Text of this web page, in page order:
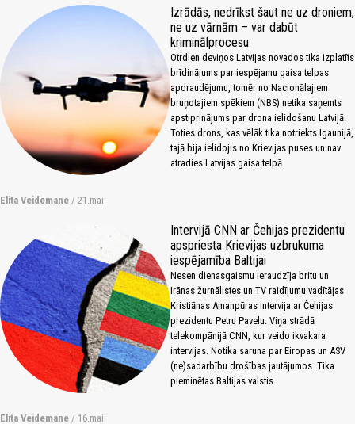
Izrādās, nedrīkst šaut ne uz droniem,
ne uz vārnām – var dabūt
kriminālprocesu
Otrdien deviņos Latvijas novados tika izplatīts
brīdinājums par iespējamu gaisa telpas
apdraudējumu, tomēr no Nacionālajiem
bruņotajiem spēkiem (NBS) netika saņemts
apstiprinājums par drona ielidošanu Latvijā.
Toties drons, kas vēlāk tika notriekts Igaunijā,
tajā bija ielidojis no Krievijas puses un nav
atradies Latvijas gaisa telpā.
Elita Veidemane / 21.mai
Intervijā CNN ar Čehijas prezidentu
apspriesta Krievijas uzbrukuma
iespējamība Baltijai
Nesen dienasgaismu ieraudzīja britu un
Irānas žurnālistes un TV raidījumu vadītājas
Kristiānas Amanpūras intervija ar Čehijas
prezidentu Petru Pavelu. Viņa strādā
telekompānijā CNN, kur veido ikvakara
intervijas. Notika saruna par Eiropas un ASV
(ne)sadarbību drošības jautājumos. Tika
pieminētas Baltijas valstis.
Elita Veidemane / 16.mai